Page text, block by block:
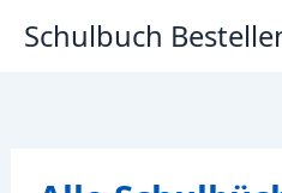
InhaltSchulbuch